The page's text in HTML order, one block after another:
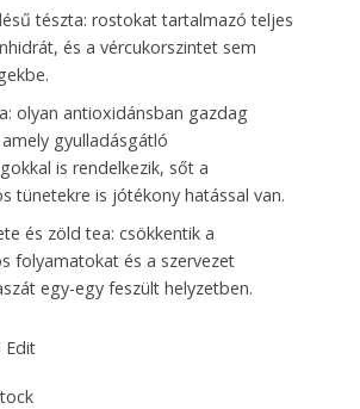
tészta: rostokat tartalmazó teljes
és a vércukorszintet sem
olyan antioxidánsban gazdag
gyulladásgátló
is rendelkezik, sőt a
tünetekre is jótékony hatással van.
és zöld tea: csökkentik a
folyamatokat és a szervezet
egy-egy feszült helyzetben.
Edit